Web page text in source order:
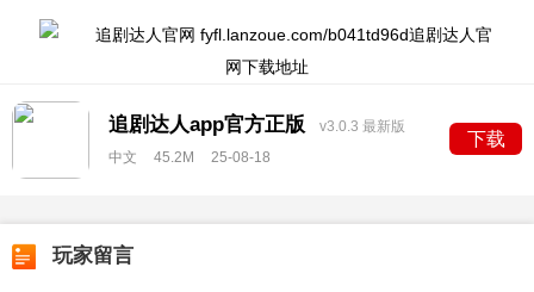
追剧达人app官方正版
v3.0.3 最新版
中文
45.2M 25-08-18
下载
玩家留言